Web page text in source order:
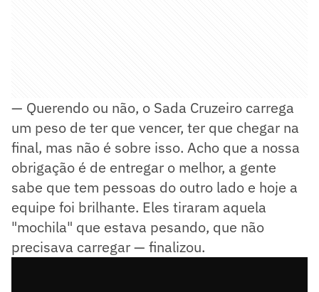
— Querendo ou não, o Sada Cruzeiro carrega
um peso de ter que vencer, ter que chegar na
final, mas não é sobre isso. Acho que a nossa
obrigação é de entregar o melhor, a gente
sabe que tem pessoas do outro lado e hoje a
equipe foi brilhante. Eles tiraram aquela
"mochila" que estava pesando, que não
precisava carregar — finalizou.